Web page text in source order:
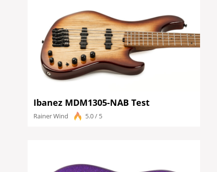
Ibanez MDM1305-NAB Test
Rainer Wind 5.0 / 5